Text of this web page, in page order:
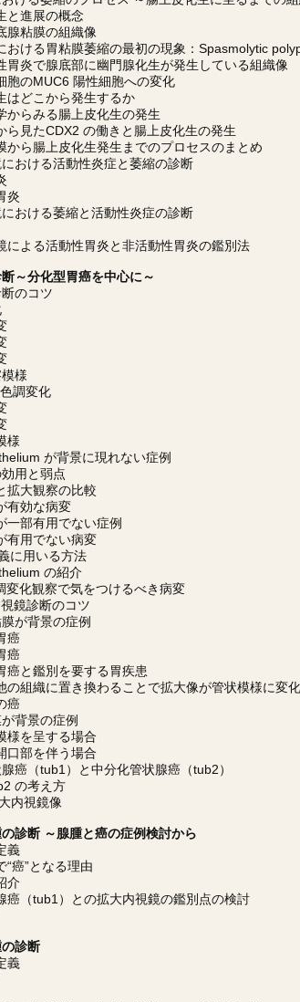
進展の概念
粘膜の組織像
る胃粘膜萎縮の最初の現象：Spasmolytic
で腺底部に幽門腺化生が発生している組織像
MUC6 陽性細胞への変化
こから発生するか
みる腸上皮化生の発生
たCDX2 の働きと腸上皮化生の発生
腸上皮化生発生までのプロセスのまとめ
おける活動性炎症と萎縮の診断
おける萎縮と活動性炎症の診断
る活動性胃炎と非活動性胃炎の鑑別法
～分化型胃癌を中心に～
のコツ
様
調変化
が背景に現れない症例
用と弱点
観察の比較
効な病変
有用でない症例
用でない病変
用いる方法
の紹介
観察で気をつけるべき病変
鏡診断のコツ
背景の症例
鑑別を要する胃疾患
織に置き換わることで拡大像が管状模様に変化
景の症例
呈する場合
を伴う場合
（tub1）と中分化管状腺癌（tub2）
考え方
視鏡像
診断 ～腺腫と癌の症例検討から
義
”となる理由
介
（tub1）との拡大内視鏡の鑑別点の検討
診断
義